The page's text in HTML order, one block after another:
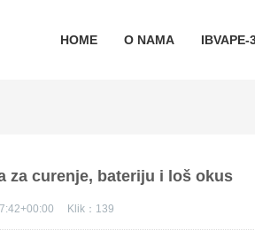
HOME O NAMA IBVAPE-
za curenje, bateriju i loš okus
Klik： 139